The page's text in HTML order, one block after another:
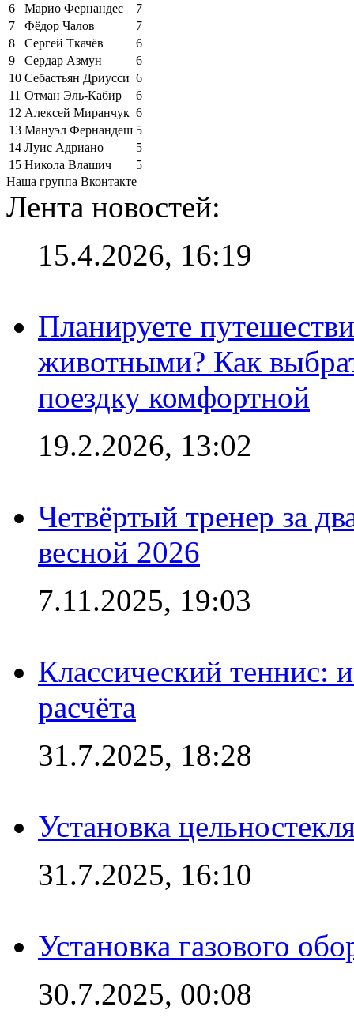
6
Марио Фернандес
7
7
Фёдор Чалов
7
8
Сергей Ткачёв
6
9
Сердар Азмун
6
10 Себастьян Дриусси 6
11 Отман Эль-Кабир
6
12 Алексей Миранчук 6
13 Мануэл Фернандеш 5
14 Луис Адриано
5
15 Никола Влашич
5
Наша группа Вконтакте
Лента новостей:
15.4.2026, 16:19
Планируете
животными? Как
поездку комфортной
19.2.2026, 13:02
Четвёртый тренер за
весной 2026
7.11.2025, 19:03
Классический теннис:
расчёта
31.7.2025, 18:28
Установка
31.7.2025, 16:10
Установка газового
30.7.2025, 00:08